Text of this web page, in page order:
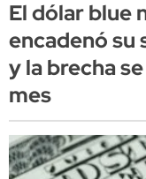
El dólar blue
encadenó su
y la brecha
mes